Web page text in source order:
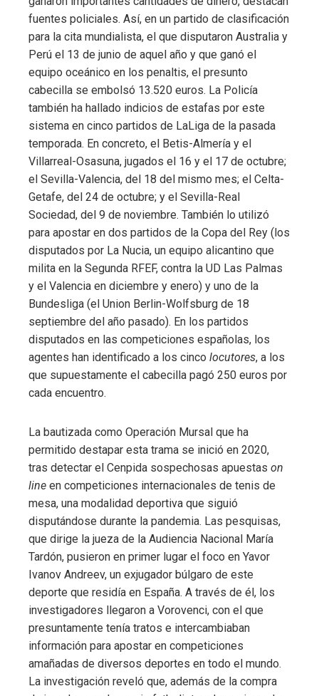
fuentes policiales. Así, en un partido de clasificación
para la cita mundialista, el que disputaron Australia y
Perú el 13 de junio de aquel año y que ganó el
equipo oceánico en los penaltis, el presunto
cabecilla se embolsó 13.520 euros. La Policía
también ha hallado indicios de estafas por este
sistema en cinco partidos de LaLiga de la pasada
temporada. En concreto, el Betis-Almería y el
Villarreal-Osasuna, jugados el 16 y el 17 de octubre;
el Sevilla-Valencia, del 18 del mismo mes; el Celta-
Getafe, del 24 de octubre; y el Sevilla-Real
Sociedad, del 9 de noviembre. También lo utilizó
para apostar en dos partidos de la Copa del Rey (los
disputados por La Nucia, un equipo alicantino que
milita en la Segunda RFEF, contra la UD Las Palmas
y el Valencia en diciembre y enero) y uno de la
Bundesliga (el Union Berlin-Wolfsburg de 18
septiembre del año pasado). En los partidos
disputados en las competiciones españolas, los
agentes han identificado a los cinco locutores, a los
que supuestamente el cabecilla pagó 250 euros por
cada encuentro.
La bautizada como Operación Mursal que ha
permitido destapar esta trama se inició en 2020,
tras detectar el Cenpida sospechosas apuestas on
line en competiciones internacionales de tenis de
mesa, una modalidad deportiva que siguió
disputándose durante la pandemia. Las pesquisas,
que dirige la jueza de la Audiencia Nacional María
Tardón, pusieron en primer lugar el foco en Yavor
Ivanov Andreev, un exjugador búlgaro de este
deporte que residía en España. A través de él, los
investigadores llegaron a Vorovenci, con el que
presuntamente tenía tratos e intercambiaban
información para apostar en competiciones
amañadas de diversos deportes en todo el mundo.
La investigación reveló que, además de la compra